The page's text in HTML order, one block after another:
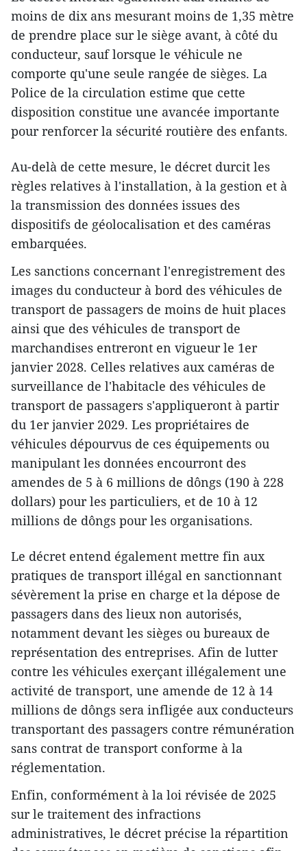
moins de dix ans mesurant moins de 1,35 mètre
de prendre place sur le siège avant, à côté du
conducteur, sauf lorsque le véhicule ne
comporte qu'une seule rangée de sièges. La
Police de la circulation estime que cette
disposition constitue une avancée importante
pour renforcer la sécurité routière des enfants.
Au-delà de cette mesure, le décret durcit les
règles relatives à l'installation, à la gestion et à
la transmission des données issues des
dispositifs de géolocalisation et des caméras
embarquées.
Les sanctions concernant l'enregistrement des
images du conducteur à bord des véhicules de
transport de passagers de moins de huit places
ainsi que des véhicules de transport de
marchandises entreront en vigueur le 1er
janvier 2028. Celles relatives aux caméras de
surveillance de l'habitacle des véhicules de
transport de passagers s'appliqueront à partir
du 1er janvier 2029. Les propriétaires de
véhicules dépourvus de ces équipements ou
manipulant les données encourront des
amendes de 5 à 6 millions de dôngs (190 à 228
dollars) pour les particuliers, et de 10 à 12
millions de dôngs pour les organisations.
Le décret entend également mettre fin aux
pratiques de transport illégal en sanctionnant
sévèrement la prise en charge et la dépose de
passagers dans des lieux non autorisés,
notamment devant les sièges ou bureaux de
représentation des entreprises. Afin de lutter
contre les véhicules exerçant illégalement une
activité de transport, une amende de 12 à 14
millions de dôngs sera infligée aux conducteurs
transportant des passagers contre rémunération
sans contrat de transport conforme à la
réglementation.
Enfin, conformément à la loi révisée de 2025
sur le traitement des infractions
administratives, le décret précise la répartition